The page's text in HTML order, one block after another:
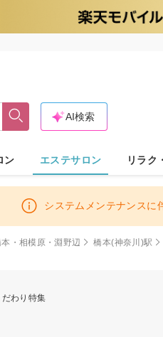
AI検索
ン エステサロン リラク
システムメンテナンス
本・相模原・淵野辺 橋本(神奈川)駅
わり特集